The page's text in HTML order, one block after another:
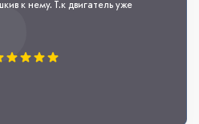
к нему. Т.к двигатель уже